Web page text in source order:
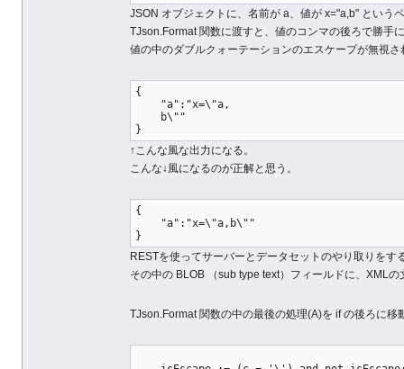
JSON オブジェクトに、名前が a、値が x="a,b" という
TJson.Format 関数に渡すと、値のコンマの後ろで勝手
値の中のダブルクォーテーションのエスケープが無視
{
    "a":"x=\"a,
    b\""
}
↑こんな風な出力になる。
こんな↓風になるのが正解と思う。
{
    "a":"x=\"a,b\""
}
RESTを使ってサーバーとデータセットのやり取りをす
その中の BLOB （sub type text）フィールドに、XML
TJson.Format 関数の中の最後の処理(A)を if の後ろに